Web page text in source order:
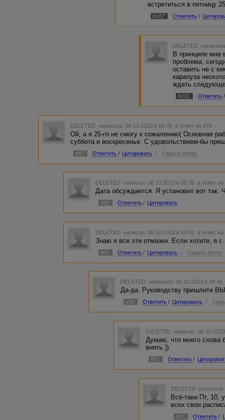
встретиться в пятницу
#187 Ответить /
DELETED
В принципе мне
проблема,
оставить не с
карапуза
ждать
#201 Ответить /
DELETED написала 06.10.2013 в 09:35 в ответ на #76
Ой, а я 25-го не смогу к сожалению( Основная
суббота и воскресенье. С удовольствием-бы
#87 Ответить / Цитировать / Скрыть ветку
DELETED написал 06.10.2013 в 09:36 в ответ
Дата обсуждается. Я установил вот так.
#88 Ответить / Цитировать
DELETED написал 06.10.2013 в 09:42 в ответ
Знаю я все эти отмазки. Если хотите, я
#89 Ответить / Цитировать / Скрыть ветку
DELETED написала 06.10.2013 в
Да-да. Руководству пришлите
#90 Ответить / Цитировать /
DELETED написал
Думаю, что моего слова
внять ))
#91 Ответить /
DELETED
Всё-таки Пт, 10,
всех свои
#92 Ответить /